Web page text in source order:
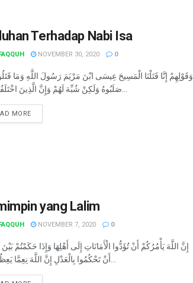
Terhadap Nabi Isa
NOVEMBER 30, 2020 0
وَقَوْلِهِمْ إِنَّا قَتَلْنَا الْمَسِيحَ عِيسَى ابْنَ مَرْيَمَ رَسُولَ اللَّهِ وَمَا
MORE
yang Lalim
NOVEMBER 7, 2020 0
إِنَّ اللَّهَ يَأْمُرُكُمْ أَنْ تُؤَدُّوا الْأَمَانَاتِ إِلَى أَهْلِهَا وَإِذَا حَكَمْتُمْ
أَنْ تَحْكُمُوا بِالْعَدْلِ إِنَّ اللَّهَ نِعِمَّا يَعِظُكُمْ بِهِ...